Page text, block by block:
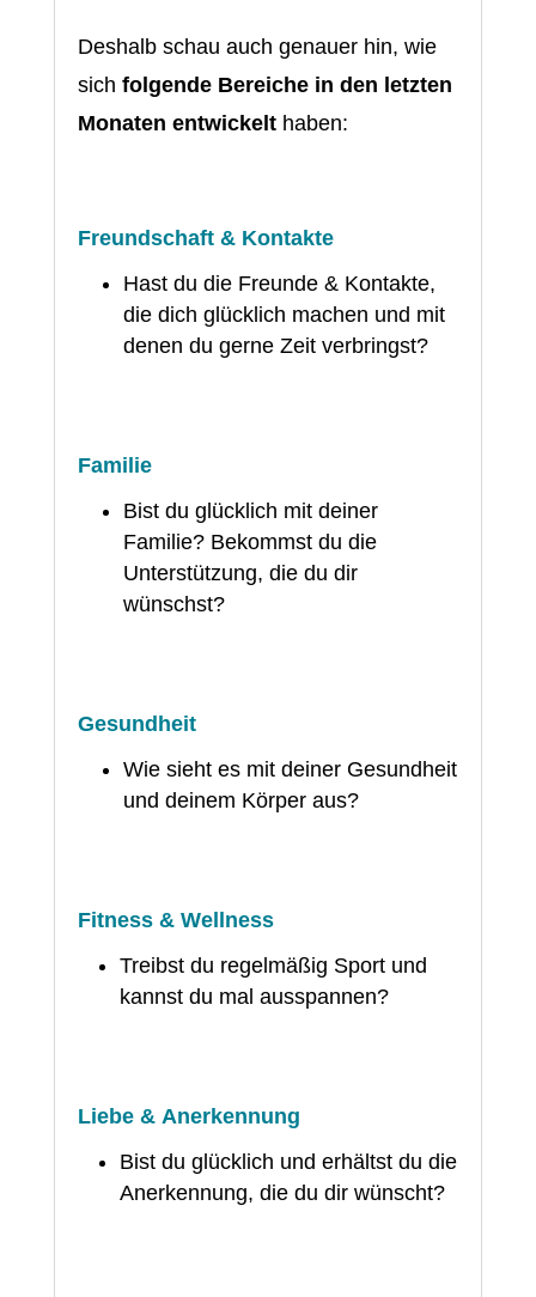
Deshalb schau auch genauer hin, wie
sich folgende Bereiche in den letzten
Monaten entwickelthaben:
Freundschaft & Kontakte
Hast du die Freunde & Kontakte,
die dich glücklich machen und mit
denen du gerne Zeit verbringst?
Familie
Bist du glücklich mit deiner
Familie? Bekommst du die
Unterstützung, die du dir
wünschst?
Gesundheit
Wie sieht es mit deiner Gesundheit
und deinem Körper aus?
Fitness & Wellness
Treibst du regelmäßig Sport und
kannst du mal ausspannen?
Liebe & Anerkennung
Bist du glücklich und erhältst du die
Anerkennung, die du dir wünscht?